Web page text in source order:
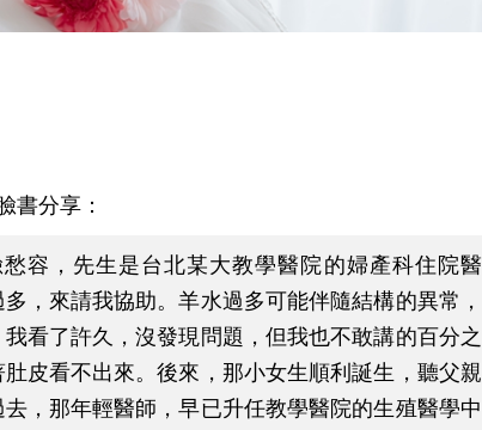
書分享：
容，先生是台北某大教學醫院的婦產科住院醫
，來請我協助。羊水過多可能伴隨結構的異常，
看了許久，沒發現問題，但我也不敢講的百分之
皮看不出來。後來，那小女生順利誕生，聽父親
，那年輕醫師，早已升任教學醫院的生殖醫學中